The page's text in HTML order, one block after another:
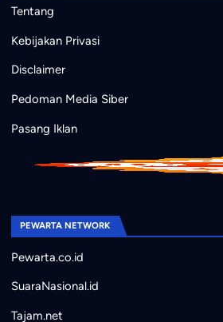
Tentang
Kebijakan Privasi
Disclaimer
Pedoman Media Siber
Pasang Iklan
PEWARTA NETWORK
Pewarta.co.id
SuaraNasional.id
Tajam.net